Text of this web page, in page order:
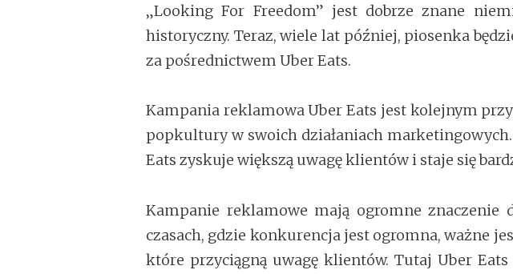
„Looking For Freedom” jest dobrze znane
historyczny. Teraz, wiele lat później, piosenka
za pośrednictwem Uber Eats.
Kampania reklamowa Uber Eats jest kolejnym
popkultury w swoich działaniach
Eats zyskuje większą uwagę klientów i staje się
Kampanie reklamowe mają ogromne znaczenie
czasach, gdzie konkurencja jest ogromna, ważne
które przyciągną uwagę klientów. Tutaj Uber